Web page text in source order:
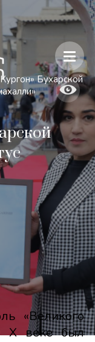
по Узбекистану
Бухарской
«Великого
X веке был